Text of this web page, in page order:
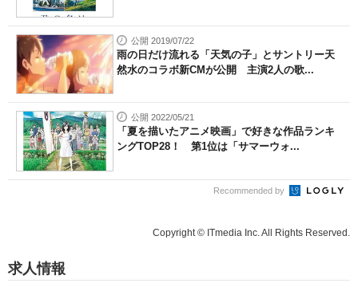
公開 2019/07/22
雨の日だけ流れる「天気の子」とサントリー天
然水のコラボ新CMが公開 主演2人の歌...
公開 2022/05/21
「夏を描いたアニメ映画」で好きな作品ランキ
ングTOP28！ 第1位は「サマーウォ...
Recommended by
Copyright © ITmedia Inc. All Rights Reserved.
求人情報